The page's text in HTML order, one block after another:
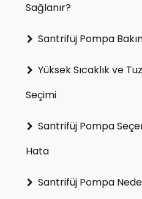
Sağlanır?
Santrifüj Pompa
Yüksek Sıcaklık ve
Seçimi
Santrifüj Pompa
Hata
Santrifüj Pompa